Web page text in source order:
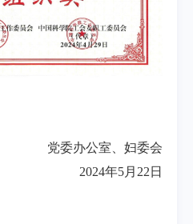
党委办公室、妇委会
2024年5月22日